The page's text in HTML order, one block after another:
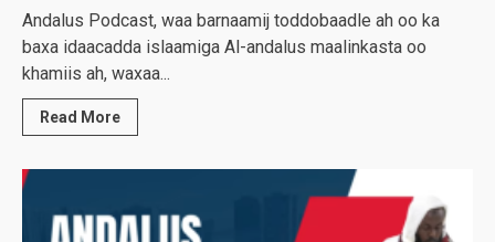
Andalus Podcast, waa barnaamij toddobaadle ah oo ka
baxa idaacadda islaamiga Al-andalus maalinkasta oo
khamiis ah, waxaa...
Read More